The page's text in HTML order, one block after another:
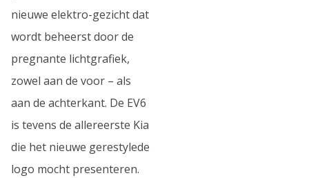
nieuwe elektro-gezicht dat
wordt beheerst door de
pregnante lichtgrafiek,
zowel aan de voor – als
aan de achterkant. De EV6
is tevens de allereerste Kia
die het nieuwe gerestylede
logo mocht presenteren.